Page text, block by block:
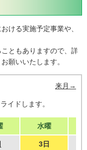
ける実施予定事業や、
ともありますので、詳
願いいたします。
来月→
イドします。
水曜
3日